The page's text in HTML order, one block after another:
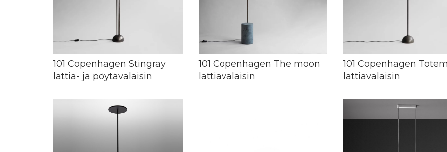
101 Copenhagen Stingray
lattia- ja pöytävalaisin
101 Copenhagen The moon
lattiavalaisin
101 Copenhagen Totem
lattiavalaisin